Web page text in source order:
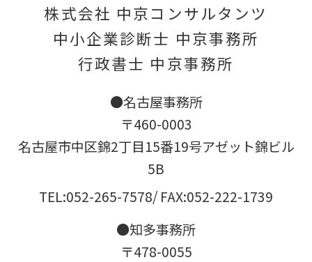
株式会社 中京コンサルタンツ
中小企業診断士 中京事務所
行政書士 中京事務所
●名古屋事務所
〒460-0003
名古屋市中区錦2丁目15番19号アゼット錦ビル
5B
TEL:052-265-7578/ FAX:052-222-1739
●知多事務所
〒478-0055